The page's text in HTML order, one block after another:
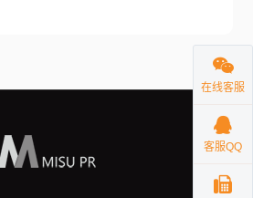
在线客服
客服QQ